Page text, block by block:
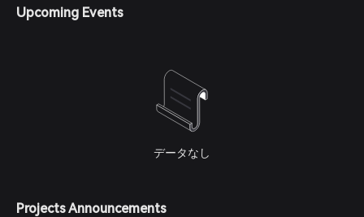
Upcoming Events
データなし
Projects Announcements